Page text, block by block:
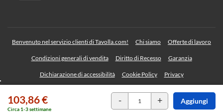
103,86 € - + Aggiungi
Circa 1-3 settimane
Benvenuto nel servizio clienti di Tavolla.com! Chi siamo Offerte di lavoro
Condizioni generali di vendita Diritto di Recesso Garanzia
Dichiarazione di accessibilità Cookie Policy Privacy
TAVOLLA Srl - Sede legale: Via Albegno, 36 23854 Olginate (Lecco) Italy | P. IVA
03709140135 | REA: LC 324421 | SDI: SZLUBAI
Powered byKFI